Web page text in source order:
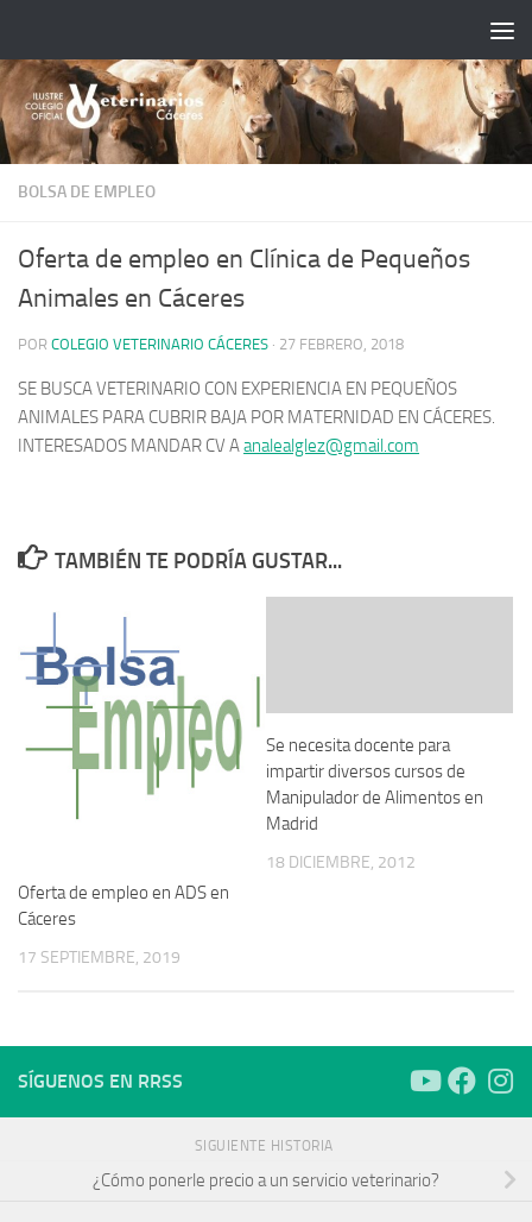
BOLSA DE EMPLEO
Oferta de empleo en Clínica de Pequeños
Animales en Cáceres
POR COLEGIO VETERINARIO CÁCERES · 27 FEBRERO, 2018
SE BUSCA VETERINARIO CON EXPERIENCIA EN PEQUEÑOS
ANIMALES PARA CUBRIR BAJA POR MATERNIDAD EN CÁCERES.
INTERESADOS MANDAR CV A analealglez@gmail.com
TAMBIÉN TE PODRÍA GUSTAR...
Oferta de empleo en ADS en
Cáceres
17 SEPTIEMBRE, 2019
Se necesita docente para
impartir diversos cursos de
Manipulador de Alimentos en
Madrid
18 DICIEMBRE, 2012
SÍGUENOS EN RRSS
SIGUIENTE HISTORIA
¿Cómo ponerle precio a un servicio veterinario?